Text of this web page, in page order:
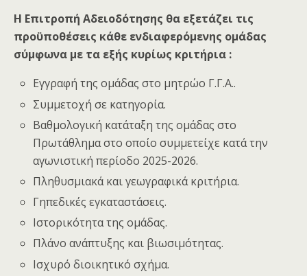
Η Επιτροπή Αδειοδότησης θα εξετάζει τις
προϋποθέσεις κάθε ενδιαφερόμενης ομάδας
σύμφωνα με τα εξής κυρίως κριτήρια :
Εγγραφή της ομάδας στο μητρώο Γ.Γ.Α..
Συμμετοχή σε κατηγορία.
Βαθμολογική κατάταξη της ομάδας στο
Πρωτάθλημα στο οποίο συμμετείχε κατά την
αγωνιστική περίοδο 2025-2026.
Πληθυσμιακά και γεωγραφικά κριτήρια.
Γηπεδικές εγκαταστάσεις.
Ιστορικότητα της ομάδας.
Πλάνο ανάπτυξης και βιωσιμότητας.
Ισχυρό διοικητικό σχήμα.